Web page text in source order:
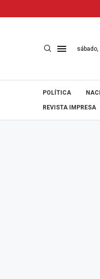
POLÍTICA
REVISTA IMPRESA